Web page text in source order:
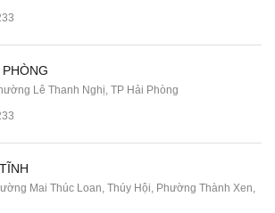
Lê Thanh Nghị, TP Hải Phòng
Mai Thúc Loan, Thúy Hội, Phường Thành Xen,